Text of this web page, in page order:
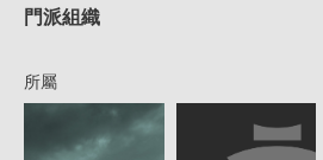
門派組織
所屬